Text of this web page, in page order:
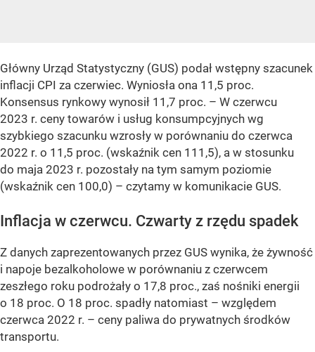
Główny Urząd Statystyczny (GUS) podał wstępny szacunek
inflacji CPI za czerwiec. Wyniosła ona 11,5 proc.
Konsensus rynkowy wynosił 11,7 proc. – W czerwcu
2023 r. ceny towarów i usług konsumpcyjnych wg
szybkiego szacunku wzrosły w porównaniu do czerwca
2022 r. o 11,5 proc. (wskaźnik cen 111,5), a w stosunku
do maja 2023 r. pozostały na tym samym poziomie
(wskaźnik cen 100,0) – czytamy w komunikacie GUS.
Inflacja w czerwcu. Czwarty z rzędu spadek
Z danych zaprezentowanych przez GUS wynika, że żywność
i napoje bezalkoholowe w porównaniu z czerwcem
zeszłego roku podrożały o 17,8 proc., zaś nośniki energii
o 18 proc. O 18 proc. spadły natomiast – względem
czerwca 2022 r. – ceny paliwa do prywatnych środków
transportu.